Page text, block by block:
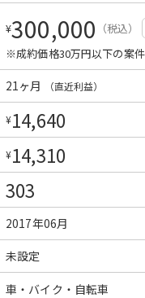
¥300,000 （税込）
※成約価格30万円以下の案
21ヶ月 （直近利益）
¥14,640
¥14,310
303
2017年06月
未設定
車・バイク・自転車